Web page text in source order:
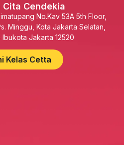
Cita Cendekia
No.Kav 53A 5th Floor,
Minggu, Kota Jakarta Selatan,
Ibukota Jakarta 12520
Kelas Cetta